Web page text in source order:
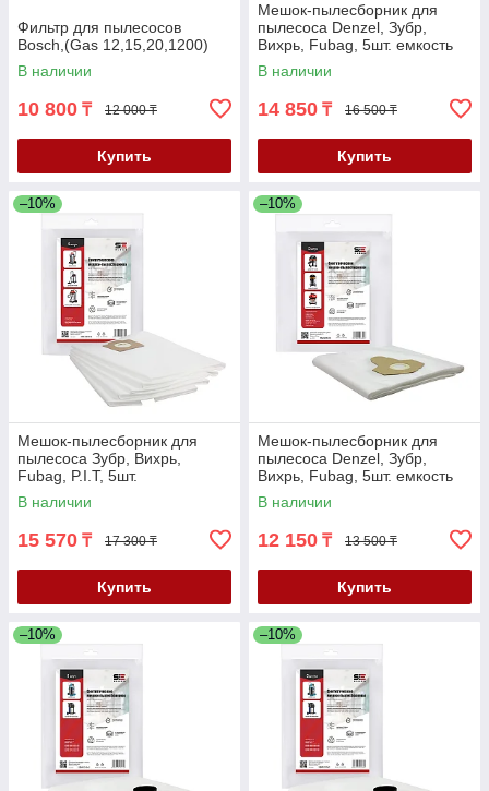
Фильтр для пылесосов
Bosch,(Gas 12,15,20,1200)
В наличии
10 800 ₸ 12 000 ₸
Купить
Мешок-пылесборник для
пылесоса Denzel, Зубр,
Вихрь, Fubag, 5шт. емкость
30л. (SBZ-3303/5)
В наличии
14 850 ₸ 16 500 ₸
Купить
–10%
Мешок-пылесборник для
пылесоса Зубр, Вихрь,
Fubag, P.I.T, 5шт.
емкость 60л. (SBZ-6603/5)
В наличии
15 570 ₸ 17 300 ₸
Купить
–10%
Мешок-пылесборник для
пылесоса Denzel, Зубр,
Вихрь, Fubag, 5шт. емкость
20л. (SBZ-2204/5)
В наличии
12 150 ₸ 13 500 ₸
Купить
–10% –10%